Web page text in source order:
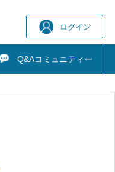
ログイン
Q&Aコミュニティー